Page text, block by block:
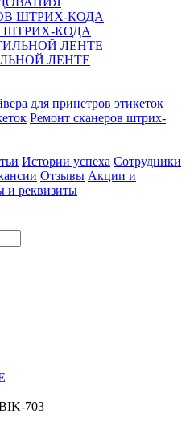
ШТРИХ-КОДА
ЛЕНТЕ
для принетров этикеток
Ремонт сканеров штрих-
Истории успеха Сотрудники
Отзывы Акции и
и реквизиты
703